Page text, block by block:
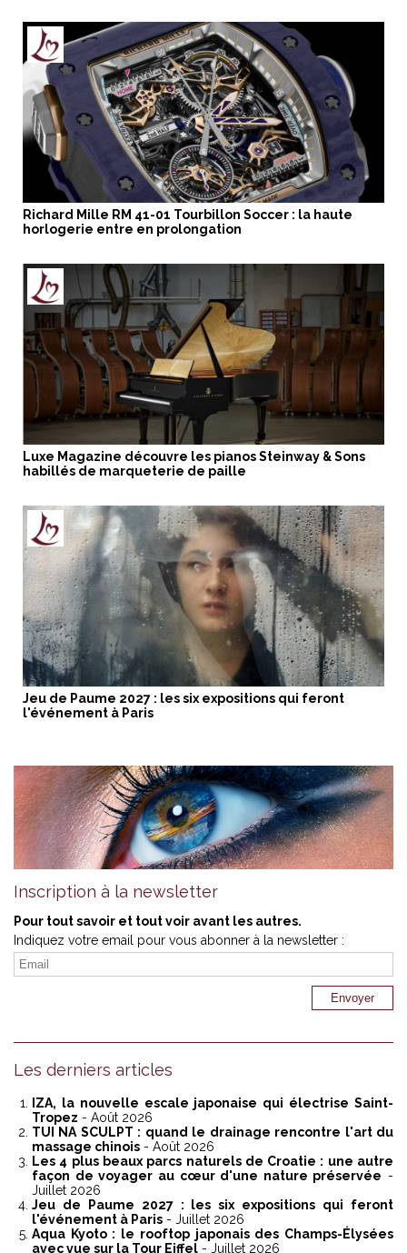
Richard Mille RM 41-01 Tourbillon Soccer : la haute
horlogerie entre en prolongation
Luxe Magazine découvre les pianos Steinway & Sons
habillés de marqueterie de paille
Jeu de Paume 2027 : les six expositions qui feront
l'événement à Paris
Inscription à la newsletter
Pour tout savoir et tout voir avant les autres.
Indiquez votre email pour vous abonner à la newsletter :
Les derniers articles
IZA, la nouvelle escale japonaise qui électrise Saint-
Tropez - Août 2026
TUI NA SCULPT : quand le drainage rencontre l'art du
massage chinois - Août 2026
Les 4 plus beaux parcs naturels de Croatie : une autre
façon de voyager au cœur d'une nature préservée -
Juillet 2026
Jeu de Paume 2027 : les six expositions qui feront
l'événement à Paris - Juillet 2026
Aqua Kyoto : le rooftop japonais des Champs-Élysées
avec vue sur la Tour Eiffel - Juillet 2026